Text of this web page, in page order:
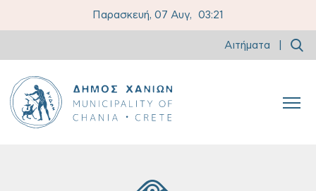
Παρασκευή, 07 Αυγ, 03:21
Αιτήματα